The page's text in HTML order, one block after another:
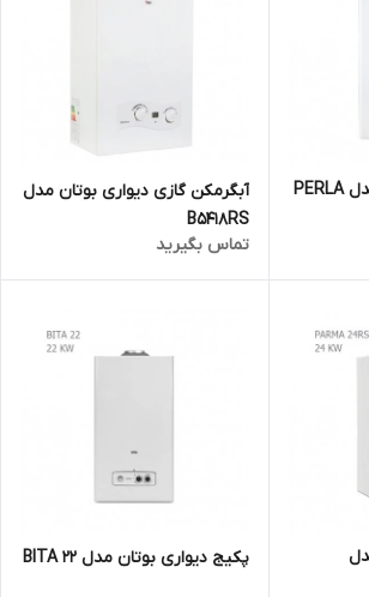
پکیج دیواری بوتان مدل PERLA
آبگرمکن گازی دیواری بوتان مدل
B5418RS
تماس بگیرید
پکیج دیواری بوتان مدل BITA 22